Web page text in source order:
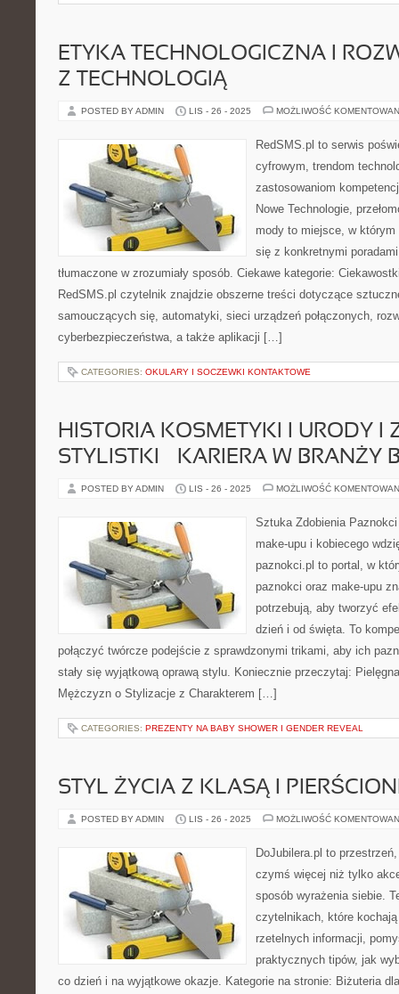
ETYKA TECHNOLOGICZNA I
Z TECHNOLOGIĄ
POSTED BY ADMIN LIS - 26 - 2025 MOŻLIWOŚĆ
RedSMS.pl to serwis
cyfrowym, trendom
zastosowaniom
Nowe Technologie,
mody to miejsce, w którym
się z konkretnymi
tłumaczone w zrozumiały sposób. Ciekawe kategorie:
RedSMS.pl czytelnik znajdzie obszerne treści dotyczące
samouczących się, automatyki, sieci urządzeń połączonych,
cyberbezpieczeństwa, a także aplikacji […]
CATEGORIES: OKULARY I SOCZEWKI KONTAKTOWE
HISTORIA KOSMETYKI I URODY I
STYLISTKI – KARIERA W BRANŻY
POSTED BY ADMIN LIS - 26 - 2025 MOŻLIWOŚĆ
Sztuka Zdobienia
make-upu i kobiecego
paznokci.pl to portal, w
paznokci oraz make-upu
potrzebują, aby tworzyć
dzień i od święta. To
połączyć twórcze podejście z sprawdzonymi trikami, aby ich
stały się wyjątkową oprawą stylu. Koniecznie przeczytaj:
Mężczyzn o Stylizacje z Charakterem […]
CATEGORIES: PREZENTY NA BABY SHOWER I GENDER REVEAL
STYL ŻYCIA Z KLASĄ I
POSTED BY ADMIN LIS - 26 - 2025 MOŻLIWOŚĆ
DoJubilera.pl to
czymś więcej niż tylko
sposób wyrażenia siebie.
czytelnikach, które
rzetelnych informacji,
praktycznych tipów, jak
co dzień i na wyjątkowe okazje. Kategorie na stronie: Biżuteria